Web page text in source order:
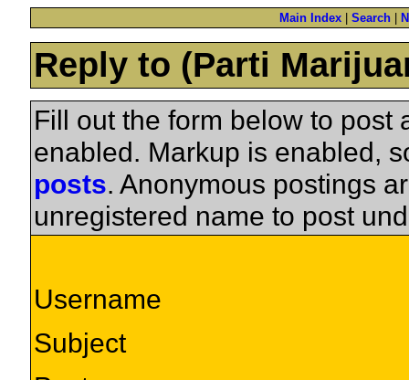
Main Index Search
Reply to (Parti
Fill out the form below to post
enabled. Markup is enabled,
posts. Anonymous postings
unregistered name to post
Username
Subject